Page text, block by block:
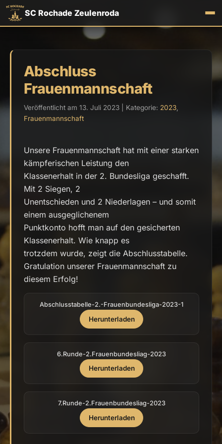
SC Rochade Zeulenroda
Abschluss
Frauenmannschaft
Veröffentlicht am 13. Juli 2023 | Kategorie: 2023
Frauenmannschaft
Unsere Frauenmannschaft hat mit einer starken
kämpferischen Leistung den
Klassenerhalt in der 2. Bundesliga geschafft.
Mit 2 Siegen, 2
Unentschieden und 2 Niederlagen – und somit
einem ausgeglichenem
Punktkonto hofft man auf den gesicherten
Klassenerhalt. Wie knapp es
trotzdem wurde, zeigt die Abschlusstabelle.
Gratulation unserer Frauenmannschaft zu
diesem Erfolg!
Abschlusstabelle-2.-Frauenbundesliga-2023-1
Herunterladen
6.Runde-2.Frauenbundesliag-2023
Herunterladen
7.Runde-2.Frauenbundesliag-2023
Herunterladen